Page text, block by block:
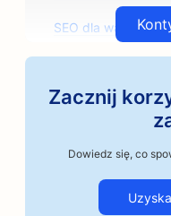
SEO dla
SEO dla zajęć
Pozycjonowanie
Zacznij
Dowiedz się, co